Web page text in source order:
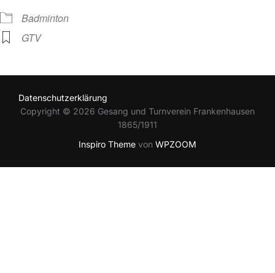
Badminton
GTV
Datenschutzerklärung
Copyright © 2026 Gesang und Turnverein Frankenhausen
1865/1911
Inspiro Theme von WPZOOM